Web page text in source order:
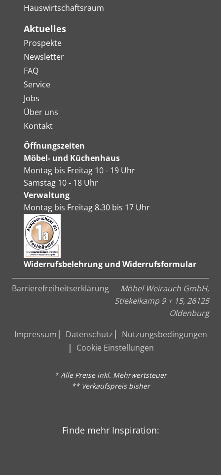
Hauswirtschaftsraum
Aktuelles
Prospekte
Newsletter
FAQ
Service
Jobs
Über uns
Kontakt
Öffnungszeiten
Möbel- und Küchenhaus
Montag bis Freitag 10 - 19 Uhr
Samstag 10 - 18 Uhr
Verwaltung
Montag bis Freitag 8.30 bis 17 Uhr
Widerrufsbelehrung und Widerrufsformular
Barrierefreiheitserklärung
Möbel Weirauch GmbH,
Stiekelkamp 9 + 15, 26125
Oldenburg
Impressum
Datenschutz
Nutzungsbedingungen
Cookie Einstellungen
* Alle Preise inkl. Mehrwertsteuer
** Verkaufspreis bisher
Finde mehr Inspiration: